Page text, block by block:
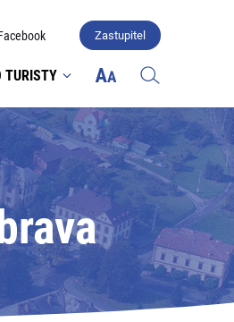
Zastupitel
TURISTY